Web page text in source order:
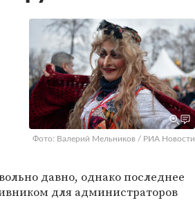
Фото: Валерий Мельников / РИА Новости
давно, однако последнее
для администраторов